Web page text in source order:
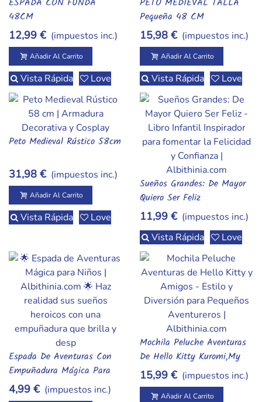
Añadir Al Carrito
48CM
12,99 € (impuestos inc.)
Añadir Al Carrito
Vista Rápida Love
Añadir Al Carrito
Pequeña 48 CM
15,98 € (impuestos inc.)
Añadir Al Carrito
Vista Rápida Love
Añadir Al Carrito
Peto Medieval Rústico 58cm
31,98 € (impuestos inc.)
Añadir Al Carrito
Vista Rápida Love
Vista Rápida
Sueños Grandes: De Mayor
Quiero Ser Feliz
11,99 € (impuestos inc.)
Vista Rápida
Love
Añadir Al Carrito
Espada De Aventuras Con
Empuñadura Mágica Para
Pequeños Héroes
4,99 € (impuestos inc.)
Añadir Al Carrito
Mochila Peluche Aventuras
De Hello Kitty Kuromi,my
Melody,pochocho
15,99 € (impuestos inc.)
Añadir Al Carrito